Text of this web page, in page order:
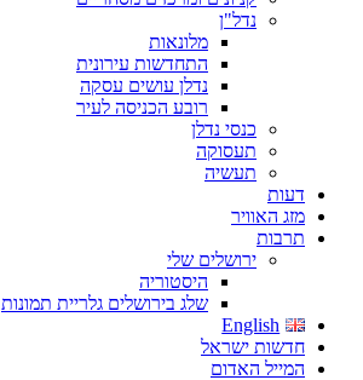
נדל"ן
מלונאות
התחדשות עירונית
נדלן עושים עסקה
רובע הכניסה לעיר
כנסי נדלן
תעסוקה
תעשיה
דעות
מזג האוויר
תרבות
ירושלים שלי
היסטוריה
שלג בירושלים גלריית תמונות
English
חדשות ישראל
המייל האדום